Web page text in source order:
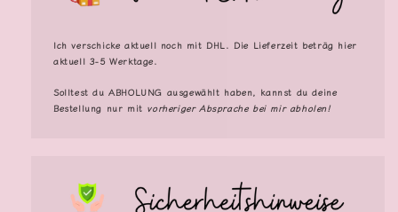
Ich verschicke aktuell noch mit DHL. Die Lieferzeit beträg hier
aktuell 3-5 Werktage.
Solltest duABHOLUNG ausgewählt haben, kannst du deine
Bestellung nur mit vorheriger Absprache bei mir abholen!